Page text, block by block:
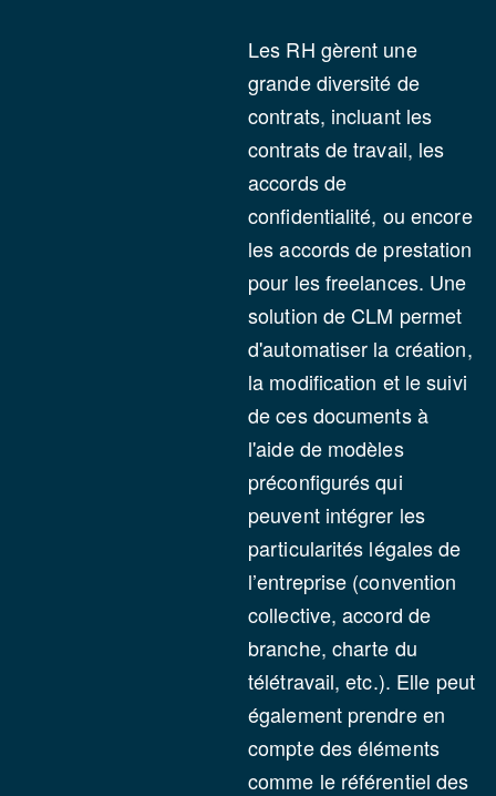
Les RH gèrent une
grande diversité de
contrats, incluant les
contrats de travail, les
accords de
confidentialité, ou encore
les accords de prestation
pour les freelances. Une
solution de CLM permet
d'automatiser la création,
la modification et le suivi
de ces documents à
l'aide de modèles
préconfigurés qui
peuvent intégrer les
particularités légales de
l’entreprise (convention
collective, accord de
branche, charte du
télétravail, etc.). Elle peut
également prendre en
compte des éléments
comme le référentiel des